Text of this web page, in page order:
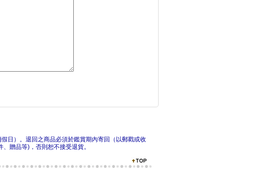
日）。退回之商品必須於鑑賞期內寄回（以郵戳或收
贈品等)，否則恕不接受退貨。